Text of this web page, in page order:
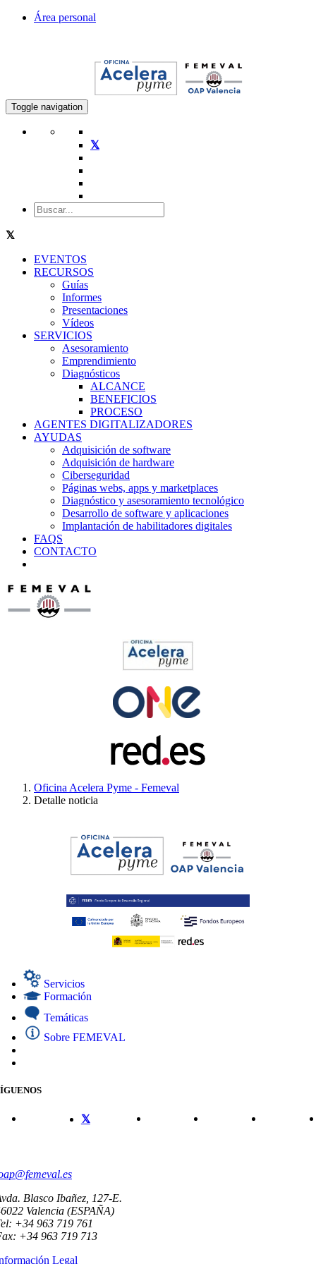
Área personal
Toggle navigation
EVENTOS
RECURSOS
Guías
Informes
Presentaciones
Vídeos
SERVICIOS
Asesoramiento
Emprendimiento
Diagnósticos
ALCANCE
BENEFICIOS
PROCESO
AGENTES DIGITALIZADORES
AYUDAS
Adquisición de software
Adquisición de hardware
Ciberseguridad
Páginas webs, apps y marketplaces
Diagnóstico y asesoramiento tecnológico
Desarrollo de software y aplicaciones
Implantación de habilitadores digitales
FAQS
CONTACTO
Oficina Acelera Pyme - Femeval
Detalle noticia
Servicios
Formación
Temáticas
Sobre FEMEVAL
Blasco Ibañez, 127-E.
Valencia (ESPAÑA)
+34 963 719 761
+34 963 719 713
Legal